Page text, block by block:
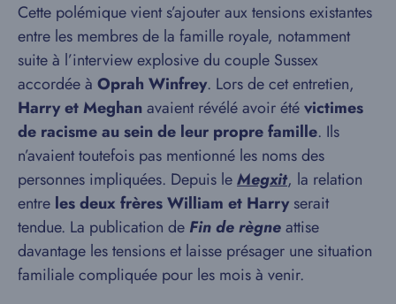
Cette polémique vient s’ajouter aux tensions existantes
entre les membres de la famille royale, notamment
suite à l’interview explosive du couple Sussex
accordée à Oprah Winfrey. Lors de cet entretien,
Harry et Meghanavaient révélé avoir étévictimes
de racisme au sein de leur propre famille. Ils
n’avaient toutefois pas mentionné les noms des
personnes impliquées. Depuis leMegxit, la relation
entre les deux frères William et Harry serait
tendue. La publication de Fin de règneattise
davantage les tensions et laisse présager une situation
familiale compliquée pour les mois à venir.